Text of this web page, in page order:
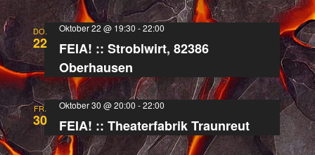
DO.
22
Oktober 22 @ 19:30 -22:00
FEIA! :: Stroblwirt, 82386
Oberhausen
FR.
30
Oktober 30 @ 20:00 -22:00
FEIA! :: Theaterfabrik Traunreut